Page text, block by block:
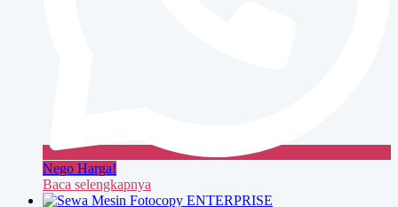
Nego Harga!
Baca selengkapnya